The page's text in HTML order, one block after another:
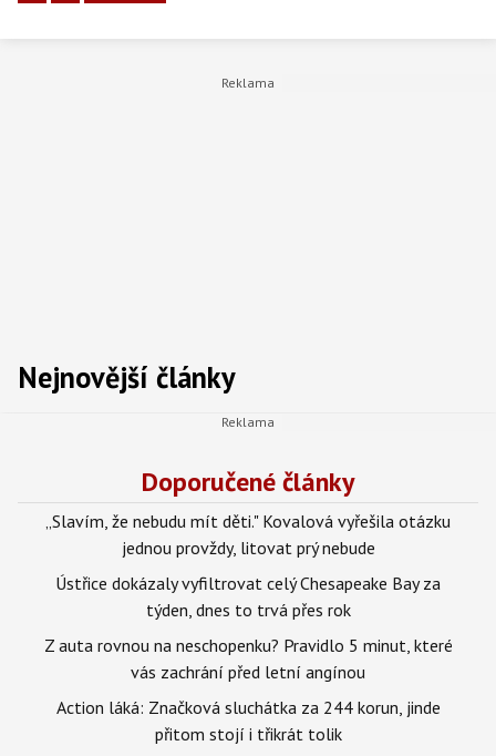
Nejnovější články
Doporučené články
„Slavím, že nebudu mít děti." Kovalová vyřešila otázku
jednou provždy, litovat prý nebude
Ústřice dokázaly vyfiltrovat celý Chesapeake Bay za
týden, dnes to trvá přes rok
Z auta rovnou na neschopenku? Pravidlo 5 minut, které
vás zachrání před letní angínou
Action láká: Značková sluchátka za 244 korun, jinde
přitom stojí i třikrát tolik